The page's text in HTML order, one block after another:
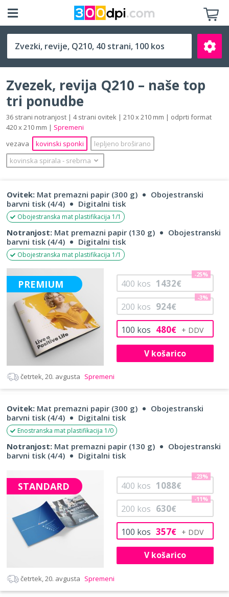
Q210 (210 x 210 mm)
Išči
Zvezek, revija Q210 – naše top
tri ponudbe
36 strani notranjost | 4 strani ovitek | 210 x 210 mm | odprti format
420 x 210 mm | Spremeni
vezava
kovinski sponki
lepljeno broširano
kovinska spirala ‐ srebrna
Ovitek: Mat premazni papir (300 g)
Obojestranski
barvni tisk (4/4)
Digitalni tisk
Obojestranska mat plastifikacija 1/1
Notranjost: Mat premazni papir (130 g)
Obojestranski
barvni tisk (4/4)
Digitalni tisk
Obojestranska mat plastifikacija 1/1
PREMIUM
100 kos 480€
200 kos 924€
-3%
400 kos 1432€
-25%
V košarico
četrtek, 20. avgusta Spremeni
Ovitek: Mat premazni papir (300 g)
Obojestranski
barvni tisk (4/4)
Digitalni tisk
Enostranska mat plastifikacija 1/0
Notranjost: Mat premazni papir (130 g)
Obojestranski
barvni tisk (4/4)
Digitalni tisk
STANDARD
100 kos 357€
200 kos 630€
-11%
400 kos 1088€
-23%
V košarico
četrtek, 20. avgusta Spremeni